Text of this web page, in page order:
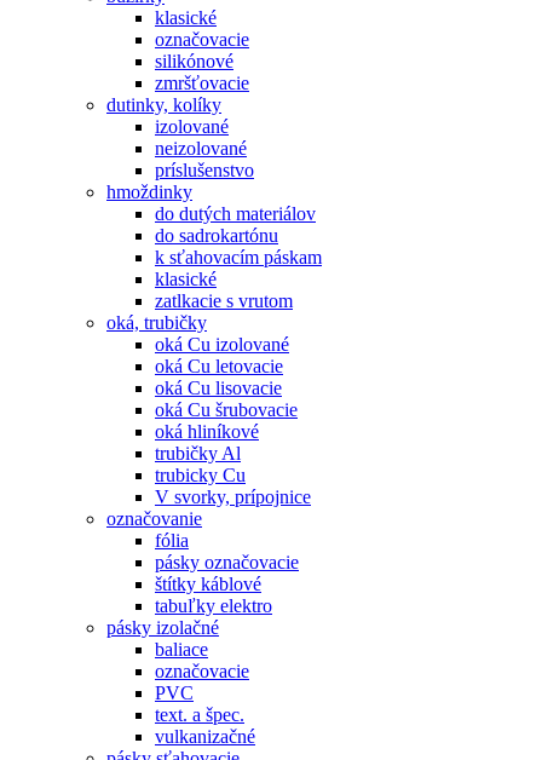
klasické
označovacie
silikónové
zmršťovacie
dutinky, kolíky
izolované
neizolované
príslušenstvo
hmoždinky
do dutých materiálov
do sadrokartónu
k sťahovacím páskam
klasické
zatlkacie s vrutom
oká, trubičky
oká Cu izolované
oká Cu letovacie
oká Cu lisovacie
oká Cu šrubovacie
oká hliníkové
trubičky Al
trubicky Cu
V svorky, prípojnice
označovanie
fólia
pásky označovacie
štítky káblové
tabuľky elektro
pásky izolačné
baliace
označovacie
PVC
text. a špec.
vulkanizačné